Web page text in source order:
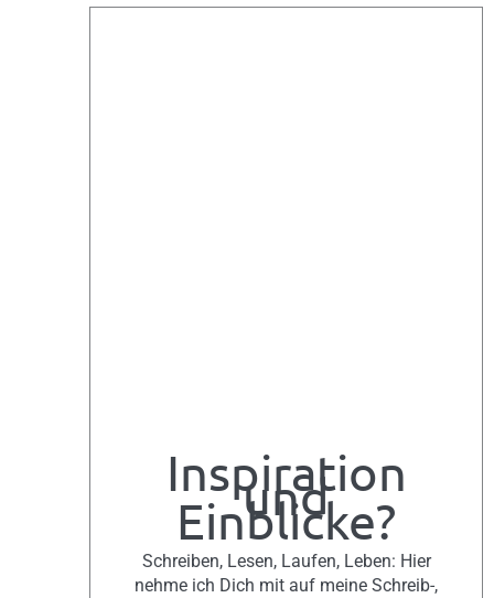
Inspiration
und
Einblicke?
Schreiben, Lesen, Laufen, Leben: Hier
nehme ich Dich mit auf meine Schreib-,